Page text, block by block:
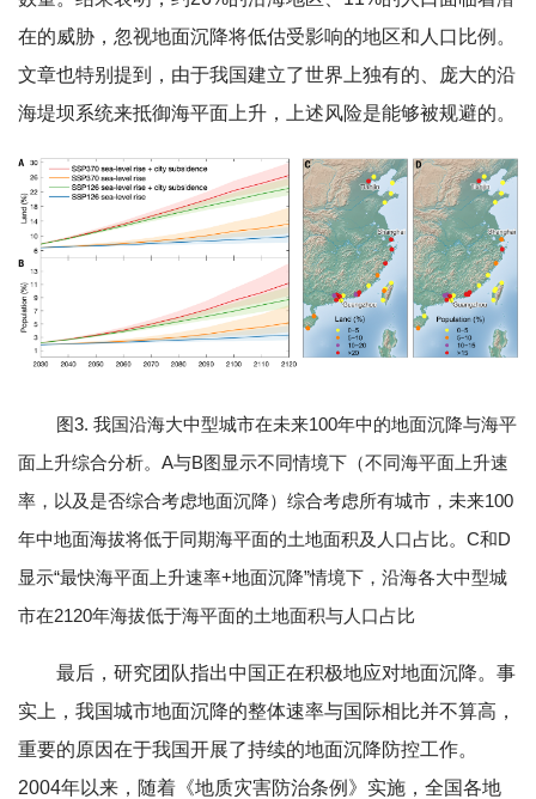
在的威胁，忽视地面沉降将低估受影响的地区和人口比例。
文章也特别提到，由于我国建立了世界上独有的、庞大的沿
海堤坝系统来抵御海平面上升，上述风险是能够被规避的。
图3. 我国沿海大中型城市在未来100年中的地面沉降与海平
面上升综合分析。A与B图显示不同情境下（不同海平面上升速
率，以及是否综合考虑地面沉降）综合考虑所有城市，未来100
年中地面海拔将低于同期海平面的土地面积及人口占比。C和D
显示“最快海平面上升速率+地面沉降”情境下，沿海各大中型城
市在2120年海拔低于海平面的土地面积与人口占比
最后，研究团队指出中国正在积极地应对地面沉降。事
实上，我国城市地面沉降的整体速率与国际相比并不算高，
重要的原因在于我国开展了持续的地面沉降防控工作。
2004年以来，随着《地质灾害防治条例》实施，全国各地